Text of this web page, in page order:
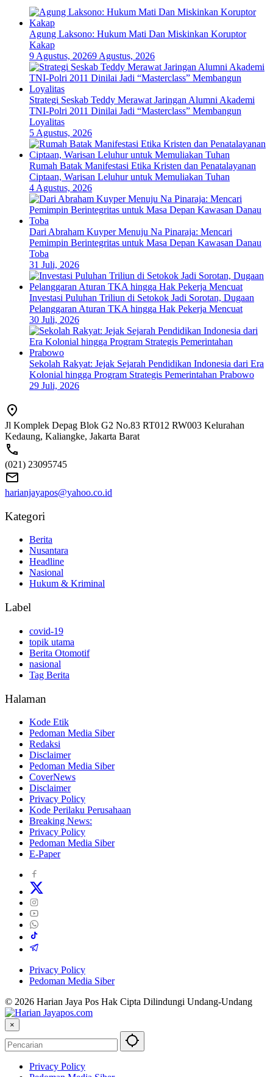
Agung Laksono: Hukum Mati Dan Miskinkan Koruptor
Kakap
9 Agustus, 20269 Agustus, 2026
Strategi Seskab Teddy Merawat Jaringan Alumni Akademi
TNI-Polri 2011 Dinilai Jadi “Masterclass” Membangun
Loyalitas
5 Agustus, 2026
Rumah Batak Manifestasi Etika Kristen dan Penatalayanan
Ciptaan, Warisan Leluhur untuk Memuliakan Tuhan
4 Agustus, 2026
Dari Abraham Kuyper Menuju Na Pinaraja: Mencari
Pemimpin Berintegritas untuk Masa Depan Kawasan Danau
Toba
31 Juli, 2026
Investasi Puluhan Triliun di Setokok Jadi Sorotan, Dugaan
Pelanggaran Aturan TKA hingga Hak Pekerja Mencuat
30 Juli, 2026
Sekolah Rakyat: Jejak Sejarah Pendidikan Indonesia dari Era
Kolonial hingga Program Strategis Pemerintahan Prabowo
29 Juli, 2026
Jl Komplek Depag Blok G2 No.83 RT012 RW003 Kelurahan
Kedaung, Kaliangke, Jakarta Barat
(021) 23095745
harianjayapos@yahoo.co.id
Kategori
Berita
Nusantara
Headline
Nasional
Hukum & Kriminal
Label
covid-19
topik utama
Berita Otomotif
nasional
Tag Berita
Halaman
Kode Etik
Pedoman Media Siber
Redaksi
Disclaimer
Pedoman Media Siber
CoverNews
Disclaimer
Privacy Policy
Kode Perilaku Perusahaan
Breaking News:
Privacy Policy
Pedoman Media Siber
E-Paper
Privacy Policy
Pedoman Media Siber
© 2026 Harian Jaya Pos Hak Cipta Dilindungi Undang-Undang
×
Privacy Policy